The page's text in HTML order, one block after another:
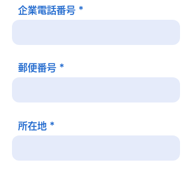
企業電話番号
郵便番号
所在地